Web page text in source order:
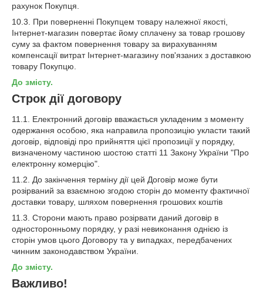
рахунок Покупця.
10.3. При поверненні Покупцем товару належної якості,
Інтернет-магазин повертає йому сплачену за товар грошову
суму за фактом повернення товару за вирахуванням
компенсації витрат Інтернет-магазину пов'язаних з доставкою
товару Покупцю.
До змісту.
Строк дії договору
11.1. Електронний договір вважається укладеним з моменту
одержання особою, яка направила пропозицію укласти такий
договір, відповіді про прийняття цієї пропозиції у порядку,
визначеному частиною шостою статті 11 Закону України "Про
електронну комерцію".
11.2. До закінчення терміну дії цей Договір може бути
розірваний за взаємною згодою сторін до моменту фактичної
доставки товару, шляхом повернення грошових коштів
11.3. Сторони мають право розірвати даний договір в
односторонньому порядку, у разі невиконання однією із
сторін умов цього Договору та у випадках, передбачених
чинним законодавством України.
До змісту.
Важливо!